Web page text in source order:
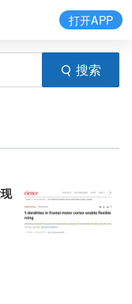
搜索
打开APP
神经元分支拥有独立“